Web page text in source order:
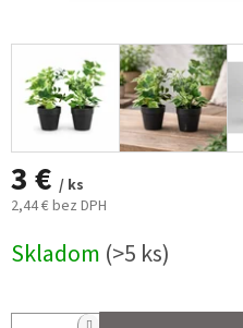
3 € / ks
2,44 € bez DPH
cena:
Skladom (>5 ks)